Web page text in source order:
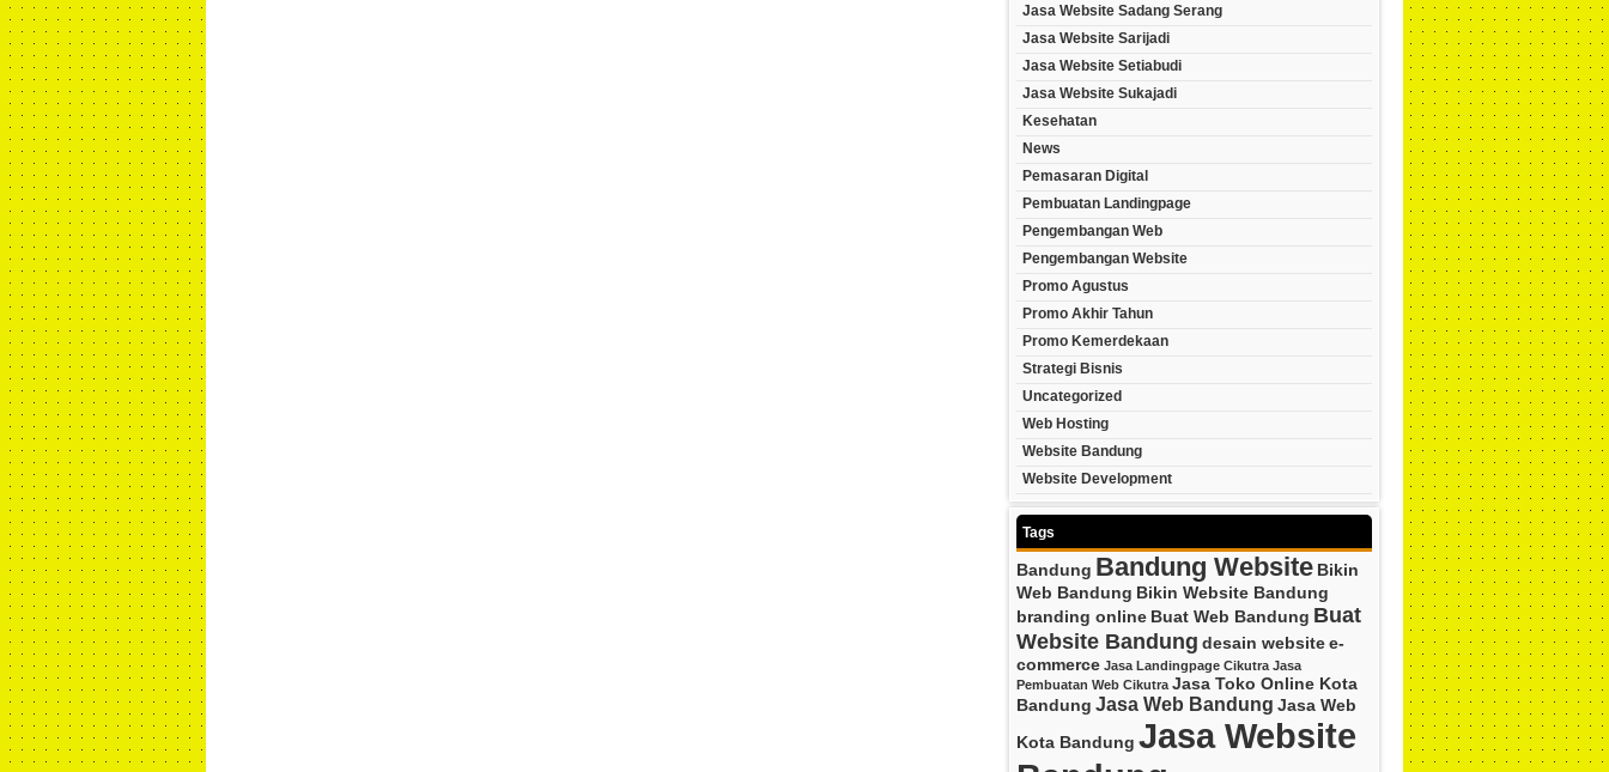
Jasa Website Sadang Serang
Jasa Website Sarijadi
Jasa Website Setiabudi
Jasa Website Sukajadi
Kesehatan
News
Pemasaran Digital
Pembuatan Landingpage
Pengembangan Web
Pengembangan Website
Promo Agustus
Promo Akhir Tahun
Promo Kemerdekaan
Strategi Bisnis
Uncategorized
Web Hosting
Website Bandung
Website Development
Tags
Bandung Bandung Website Bikin
Web Bandung Bikin Website Bandung
branding online Buat Web Bandung Buat
Website Bandung desain website e-
commerce Jasa Landingpage Cikutra Jasa
Pembuatan Web Cikutra Jasa Toko Online Kota
Bandung Jasa Web Bandung Jasa Web
Kota Bandung Jasa Website